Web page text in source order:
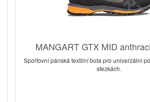
MANGART GTX MID
Sportovní pánská textilní bota pro univerzální
stezkách.